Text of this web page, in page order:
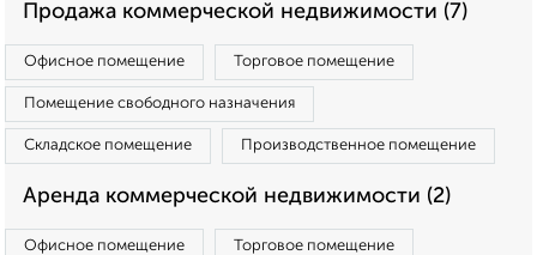
Продажа коммерческой недвижимости (7)
Офисное помещение Торговое помещение
Помещение свободного назначения
Складское помещение Производственное помещение
Аренда коммерческой недвижимости (2)
Офисное помещение Торговое помещение